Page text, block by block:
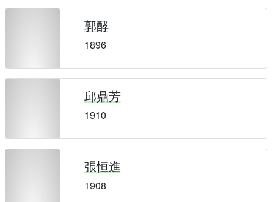
郭酵
1896
邱鼎芳
1910
張恒進
1908